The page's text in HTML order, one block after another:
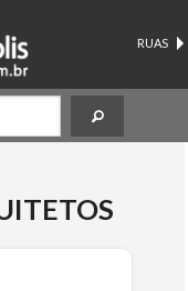
RUAS